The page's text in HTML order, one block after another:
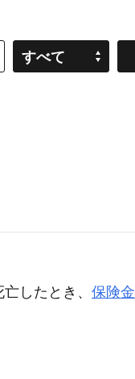
すべて
したとき、 保険金